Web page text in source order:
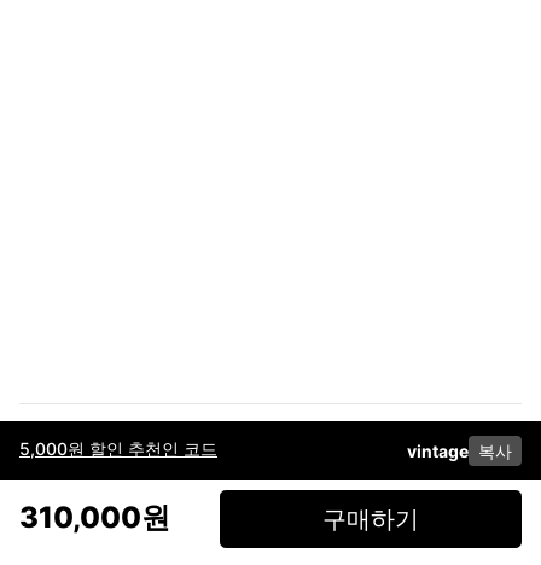
5,000원 할인 추천인 코드 vintage 복사
310,000원 구매하기
이용약관고객센터판매개인정보 처리방침사업자 정보다운로드
페이스북